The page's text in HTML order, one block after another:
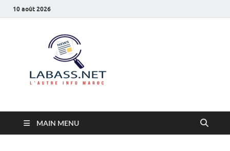
10 août 2026
MAIN MENU